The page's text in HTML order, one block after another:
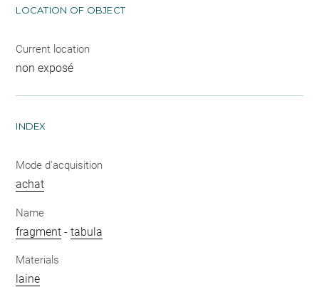
LOCATION OF OBJECT
Current location
non exposé
INDEX
Mode d'acquisition
achat
Name
fragment -tabula
Materials
laine